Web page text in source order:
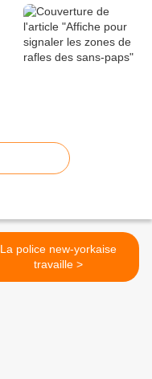
La police new-yorkaise
travaille >